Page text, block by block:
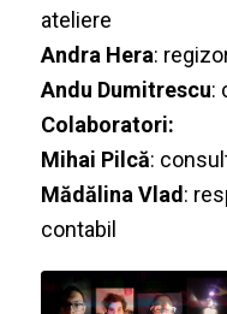
ateliere
Andra Hera:
Andu Dumitrescu:
Colaboratori:
Mihai Pilcă:
Mădălina Vlad:
contabil